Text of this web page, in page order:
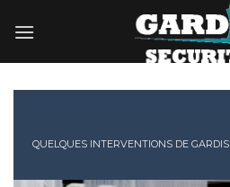
QUELQUES INTERVENTIONS DE GARDIS